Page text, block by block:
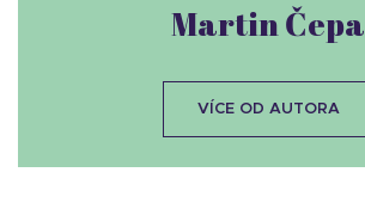
Martin Čepa
VÍCE OD AUTORA